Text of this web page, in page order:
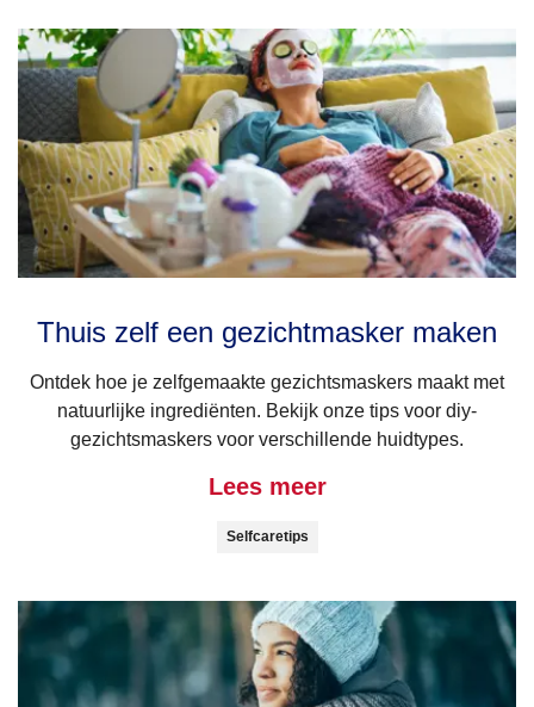
Thuis zelf een gezichtmasker maken
Ontdek hoe je zelfgemaakte gezichtsmaskers maakt met
natuurlijke ingrediënten. Bekijk onze tips voor diy-
gezichtsmaskers voor verschillende huidtypes.
Lees meer
Selfcaretips